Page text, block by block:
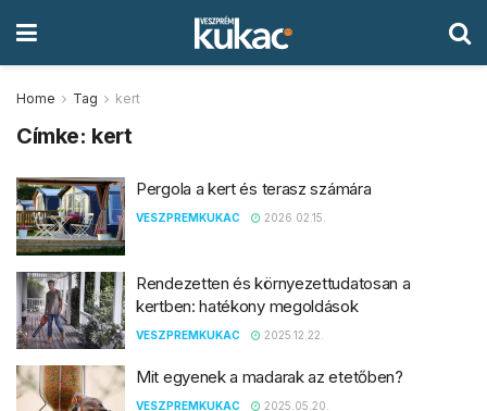
Home Tag kert
Címke: kert
Pergola a kert és terasz számára
VESZPREMKUKAC 2026.02.15.
Rendezetten és környezettudatosan a
kertben: hatékony megoldások
VESZPREMKUKAC 2025.12.22.
Mit egyenek a madarak az etetőben?
VESZPREMKUKAC 2025.05.20.